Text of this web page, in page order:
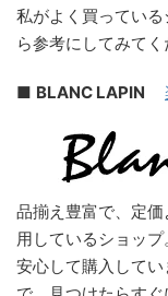
私がよく買ってい
ら参考にしてみてく
■ BLANC LAPIN
品揃え豊富で、定
用しているショッ
安心して購入して